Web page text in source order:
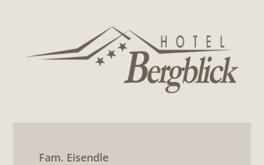
Fam. Eisendle